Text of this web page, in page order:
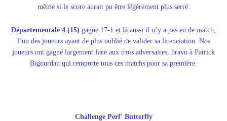
même si le score aurait pu être légèrement plus serré.
Départementale 4 (15) gagne 17-1 et là aussi il n’y a pas eu de match,
l’un des joueurs ayant de plus oublié de valider sa licenciation. Nos
joueurs ont gagné largement face aux trois adversaires, bravo à Patrick
Bigourdan qui remporte tous ces matchs pour sa première.
Challenge Perf' Butterfly